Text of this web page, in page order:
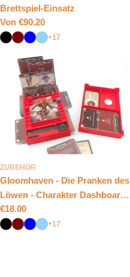
Brettspiel-Einsatz
Regulärer
Preis
Von €90.20
+17
ZUBEHÖR
Gloomhaven - Die Pranken des
Löwen - Charakter Dashboard
& Aufbewahrung
Regulärer
Preis
€18.00
+17